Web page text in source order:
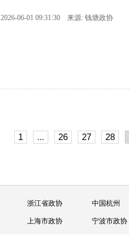
2026-06-01 09:31:30 来源: 钱塘政协
1 ... 26 27 28
浙江省政协 中国杭州
上海市政协 宁波市政协